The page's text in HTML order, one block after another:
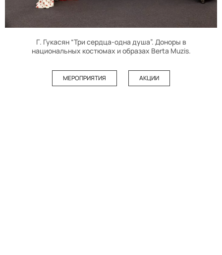
Г. Гукасян “Три сердца-одна душа”. Доноры в
национальных костюмах и образах Berta Muzis.
МЕРОПРИЯТИЯ АКЦИИ